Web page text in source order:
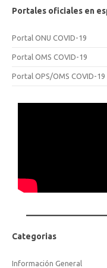
Portales oficiales en
Portal ONU COVID-19
Portal OMS COVID-19
Portal OPS/OMS COVID-19
Categorias
Información General